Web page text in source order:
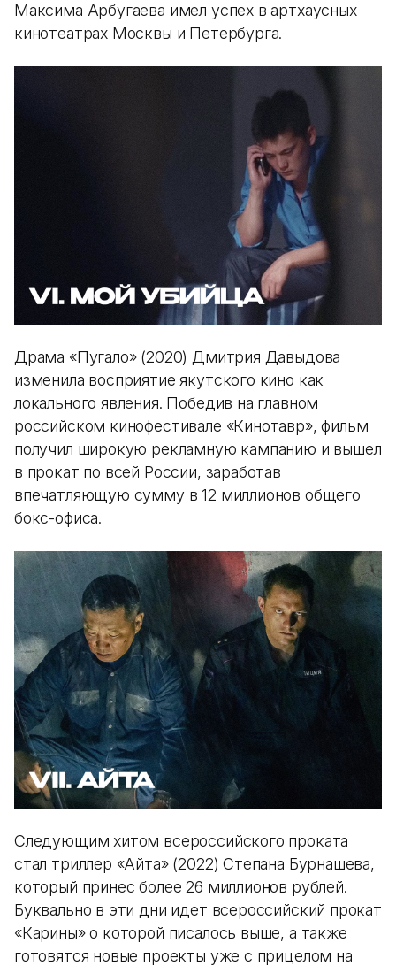
Максима Арбугаева имел успех в артхаусных
кинотеатрах Москвы и Петербурга.
Драма «Пугало» (2020) Дмитрия Давыдова
изменила восприятие якутского кино как
локального явления. Победив на главном
российском кинофестивале «Кинотавр», фильм
получил широкую рекламную кампанию и вышел
в прокат по всей России, заработав
впечатляющую сумму в 12 миллионов общего
бокс-офиса.
Следующим хитом всероссийского проката
стал триллер «Айта» (2022) Степана Бурнашева,
который принес более 26 миллионов рублей.
Буквально в эти дни идет всероссийский прокат
«Карины» о которой писалось выше, а также
готовятся новые проекты уже с прицелом на